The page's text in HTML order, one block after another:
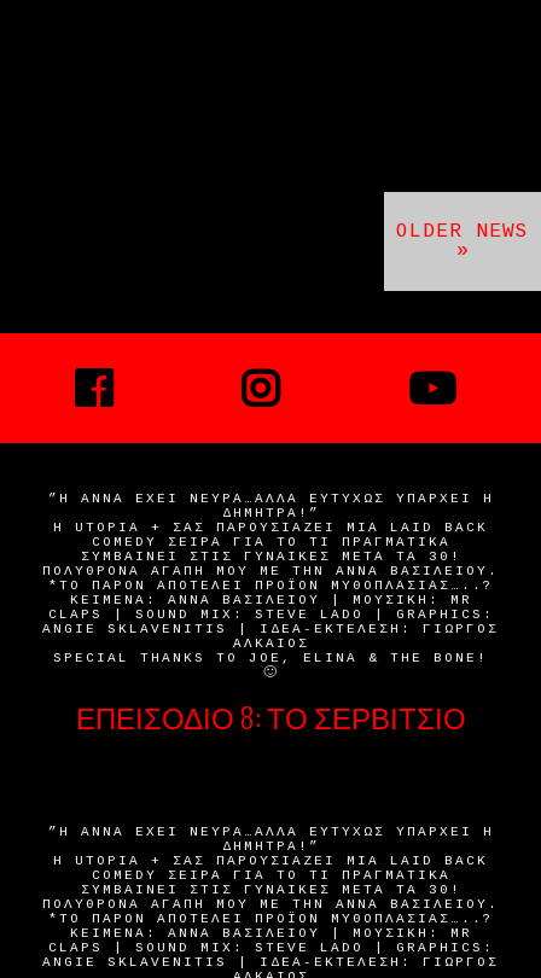
OLDER NEWS
»
”Η ΆΝΝΑ ΈΧΕΙ ΝΕΎΡΑ…ΑΛΛΆ ΕΥΤΥΧΏΣ ΥΠΆΡΧΕΙ Η
ΔΉΜΗΤΡΑ!”
H UTOPIA + ΣΑΣ ΠΑΡΟΥΣΙΆΖΕΙ ΜΙΑ LAID BACK
COMEDY ΣΕΙΡΆ ΓΙΑ ΤΟ ΤΙ ΠΡΑΓΜΑΤΙΚΆ
ΣΥΜΒΑΊΝΕΙ ΣΤΙΣ ΓΥΝΑΊΚΕΣ ΜΕΤΆ ΤΑ 30!
ΠΟΛΥΘΡΌΝΑ ΑΓΆΠΗ ΜΟΥ ΜΕ ΤΗΝ ΆΝΝΑ ΒΑΣΙΛΕΊΟΥ.
*ΤΟ ΠΑΡΌΝ ΑΠΟΤΕΛΕΊ ΠΡΟΪΌΝ ΜΥΘΟΠΛΑΣΊΑΣ…..?
ΚΕΊΜΕΝΑ: ΆΝΝΑ ΒΑΣΙΛΕΊΟΥ | ΜΟΥΣΙΚΉ: MR
CLAPS | SOUND MIX: STEVE LADO | GRAPHICS:
ANGIE SKLAVENITIS | ΙΔΈΑ-ΕΚΤΈΛΕΣΗ: ΓΙΏΡΓΟΣ
ΑΛΚΑΊΟΣ
SPECIAL THANKS TO JOE, ELINA & THE BONE!
🙂
ΕΠΕΙΣΌΔΙΟ 8: ΤΟ ΣΕΡΒΊΤΣΙΟ
”Η ΆΝΝΑ ΈΧΕΙ ΝΕΎΡΑ…ΑΛΛΆ ΕΥΤΥΧΏΣ ΥΠΆΡΧΕΙ Η
ΔΉΜΗΤΡΑ!”
H UTOPIA + ΣΑΣ ΠΑΡΟΥΣΙΆΖΕΙ ΜΙΑ LAID BACK
COMEDY ΣΕΙΡΆ ΓΙΑ ΤΟ ΤΙ ΠΡΑΓΜΑΤΙΚΆ
ΣΥΜΒΑΊΝΕΙ ΣΤΙΣ ΓΥΝΑΊΚΕΣ ΜΕΤΆ ΤΑ 30!
ΠΟΛΥΘΡΌΝΑ ΑΓΆΠΗ ΜΟΥ ΜΕ ΤΗΝ ΆΝΝΑ ΒΑΣΙΛΕΊΟΥ.
*ΤΟ ΠΑΡΌΝ ΑΠΟΤΕΛΕΊ ΠΡΟΪΌΝ ΜΥΘΟΠΛΑΣΊΑΣ…..?
ΚΕΊΜΕΝΑ: ΆΝΝΑ ΒΑΣΙΛΕΊΟΥ | ΜΟΥΣΙΚΉ: MR
CLAPS | SOUND MIX: STEVE LADO | GRAPHICS:
ANGIE SKLAVENITIS | ΙΔΈΑ-ΕΚΤΈΛΕΣΗ: ΓΙΏΡΓΟΣ